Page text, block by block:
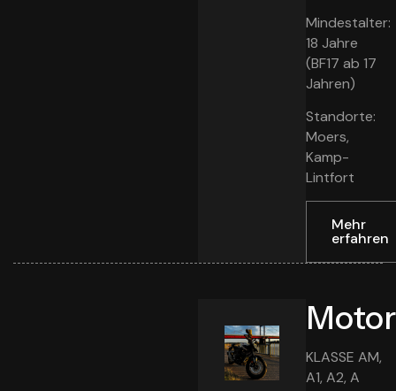
Mindestalter:
18 Jahre
(BF17 ab 17
Jahren)
Standorte:
Moers,
Kamp-
Lintfort
Mehr
erfahren
KLASSE AM,
A1, A2, A